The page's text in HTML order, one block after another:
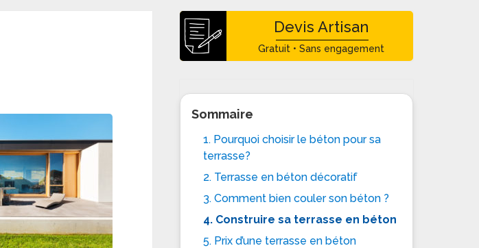
Devis Artisan
Gratuit • Sans engagement
Sommaire
1. Pourquoi choisir le béton pour sa
terrasse?
2. Terrasse en béton décoratif
3. Comment bien couler son béton ?
4. Construire sa terrasse en béton
5. Prix d’une terrasse en béton